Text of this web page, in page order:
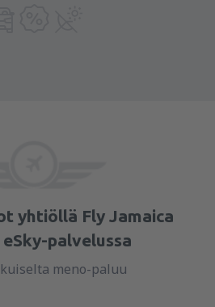
yhtiöllä Fly Jamaica
palvelussa
meno-paluu